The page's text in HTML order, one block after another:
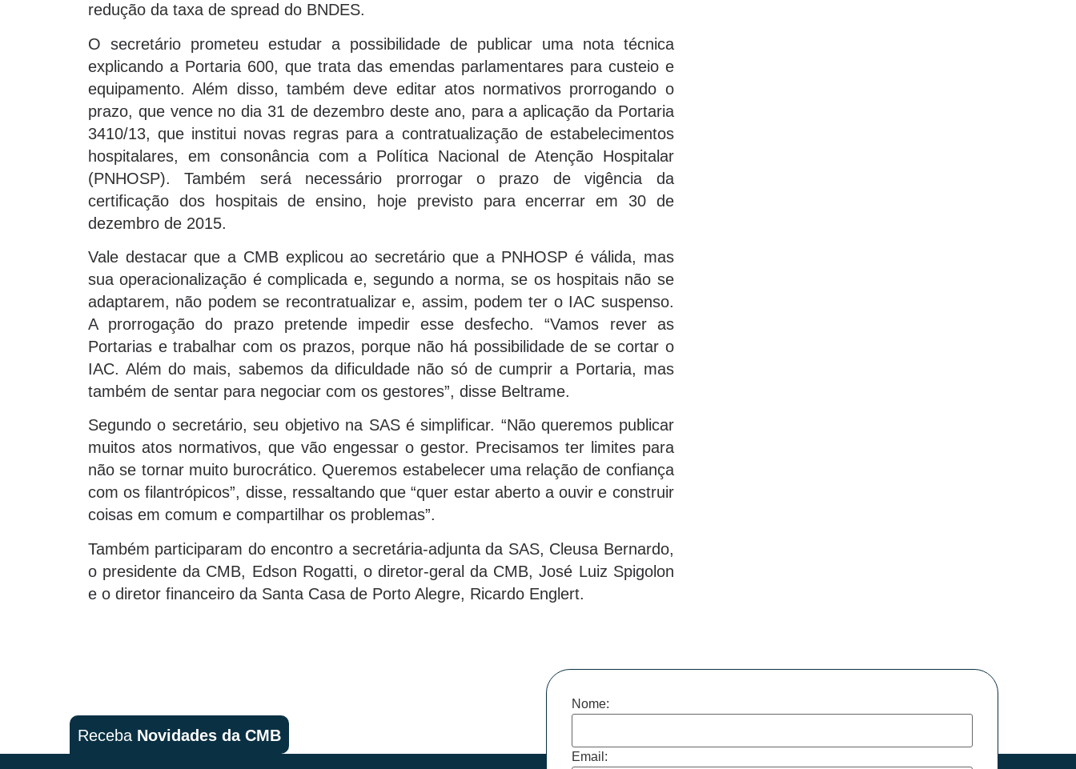
redução da taxa de spread do BNDES.
O secretário prometeu estudar a possibilidade de publicar uma nota técnica
explicando a Portaria 600, que trata das emendas parlamentares para custeio e
equipamento. Além disso, também deve editar atos normativos prorrogando o
prazo, que vence no dia 31 de dezembro deste ano, para a aplicação da Portaria
3410/13, que institui novas regras para a contratualização de estabelecimentos
hospitalares, em consonância com a Política Nacional de Atenção Hospitalar
(PNHOSP). Também será necessário prorrogar o prazo de vigência da
certificação dos hospitais de ensino, hoje previsto para encerrar em 30 de
dezembro de 2015.
Vale destacar que a CMB explicou ao secretário que a PNHOSP é válida, mas
sua operacionalização é complicada e, segundo a norma, se os hospitais não se
adaptarem, não podem se recontratualizar e, assim, podem ter o IAC suspenso.
A prorrogação do prazo pretende impedir esse desfecho. “Vamos rever as
Portarias e trabalhar com os prazos, porque não há possibilidade de se cortar o
IAC. Além do mais, sabemos da dificuldade não só de cumprir a Portaria, mas
também de sentar para negociar com os gestores”, disse Beltrame.
Segundo o secretário, seu objetivo na SAS é simplificar. “Não queremos publicar
muitos atos normativos, que vão engessar o gestor. Precisamos ter limites para
não se tornar muito burocrático. Queremos estabelecer uma relação de confiança
com os filantrópicos”, disse, ressaltando que “quer estar aberto a ouvir e construir
coisas em comum e compartilhar os problemas”.
Também participaram do encontro a secretária-adjunta da SAS, Cleusa Bernardo,
o presidente da CMB, Edson Rogatti, o diretor-geral da CMB, José Luiz Spigolon
e o diretor financeiro da Santa Casa de Porto Alegre, Ricardo Englert.
Receba Novidades da CMB
Nome:
Email: